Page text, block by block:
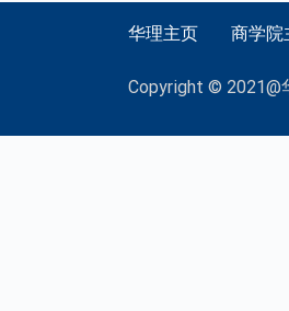
华理主页 商学院
Copyright © 2021@